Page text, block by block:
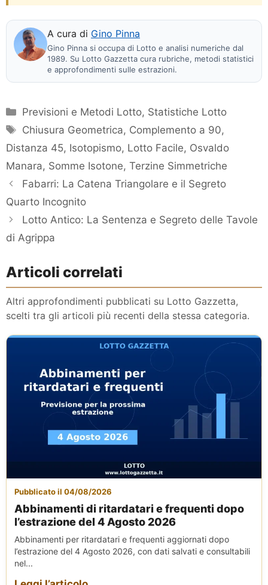
A cura di Gino Pinna
Gino Pinna si occupa di Lotto e analisi numeriche dal
1989. Su Lotto Gazzetta cura rubriche, metodi statistici
e approfondimenti sulle estrazioni.
Categorie
Previsioni e Metodi Lotto, Statistiche Lotto
Tag
Chiusura Geometrica, Complemento a 90,
Distanza 45, Isotopismo, Lotto Facile, Osvaldo
Manara, Somme Isotone, Terzine Simmetriche
Fabarri: La Catena Triangolare e il Segreto
Quarto Incognito
Lotto Antico: La Sentenza e Segreto delle Tavole
di Agrippa
Articoli correlati
Altri approfondimenti pubblicati su Lotto Gazzetta,
scelti tra gli articoli più recenti della stessa categoria.
Pubblicato il 04/08/2026
Abbinamenti di ritardatari e frequenti dopo
l’estrazione del 4 Agosto 2026
Abbinamenti per ritardatari e frequenti aggiornati dopo
l’estrazione del 4 Agosto 2026, con dati salvati e consultabili
nel...